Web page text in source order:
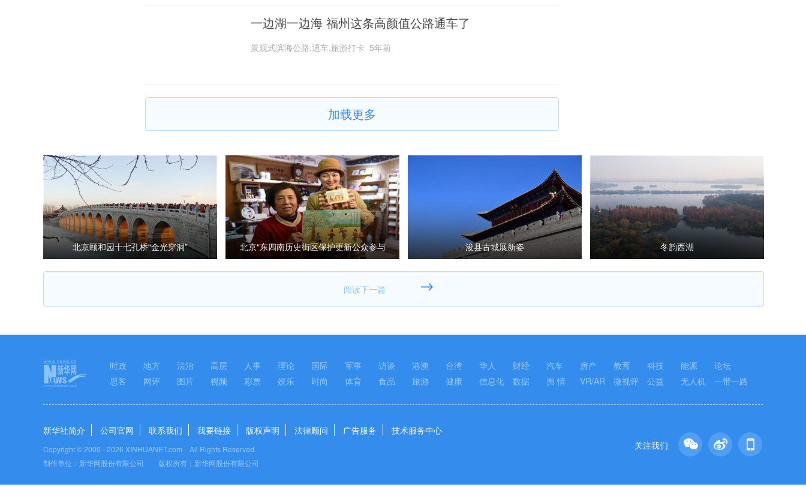
一边湖一边海 福州这条高颜值公路通车了
景观式滨海公路,通车,旅游打卡 5年前
加载更多
北京颐和园十七孔桥“金光穿洞”
北京“东四南历史街区保护更新公众参与
浚县古城展新姿 冬韵西湖
时政 地方 法治 高层 人事 理论 国际 军事 访谈 港澳 台湾 华人 财经 汽车 房产 教育 科技 能源
论坛
思客
网评 图片 视频 彩票 娱乐 时尚 体育 食品 旅游 健康 信息化 数据 舆 情 VR/AR 微视评 公益 无人机 一带一路
关注我们
新华社简介 公司官网 联系我们 我要链接 版权声明 法律顾问 广告服务 技术服务中心
Copyright © 2000 -2026 XINHUANET.com All Rights Reserved.
制作单位：新华网股份有限公司 版权所有：新华网股份有限公司